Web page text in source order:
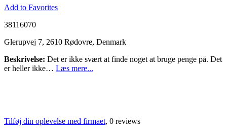
Add to Favorites
38116070
Glerupvej 7, 2610 Rødovre, Denmark
Beskrivelse: Det er ikke svært at finde noget at bruge penge på. Det
er heller ikke… Læs mere...
Tilføj din oplevelse med firmaet, 0 reviews